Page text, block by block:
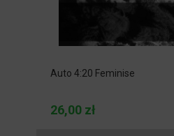
Auto 4:20 Feminise
26,00 zł